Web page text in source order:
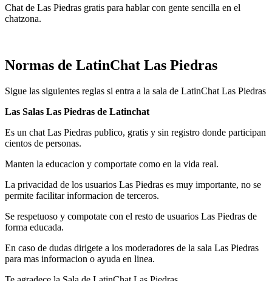
Chat de Las Piedras gratis para hablar con gente sencilla en el
chatzona.
Normas de LatinChat Las Piedras
Sigue las siguientes reglas si entra a la sala de LatinChat Las Piedras
Las Salas Las Piedras de Latinchat
Es un chat Las Piedras publico, gratis y sin registro donde participan
cientos de personas.
Manten la educacion y comportate como en la vida real.
La privacidad de los usuarios Las Piedras es muy importante, no se
permite facilitar informacion de terceros.
Se respetuoso y compotate con el resto de usuarios Las Piedras de
forma educada.
En caso de dudas dirigete a los moderadores de la sala Las Piedras
para mas informacion o ayuda en linea.